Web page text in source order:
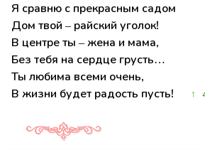
Я сравню с прекрасным садом
Дом твой – райский уголок!
В центре ты – жена и мама,
Без тебя на сердце грусть…
Ты любима всеми очень,
В жизни будет радость пусть!
↑